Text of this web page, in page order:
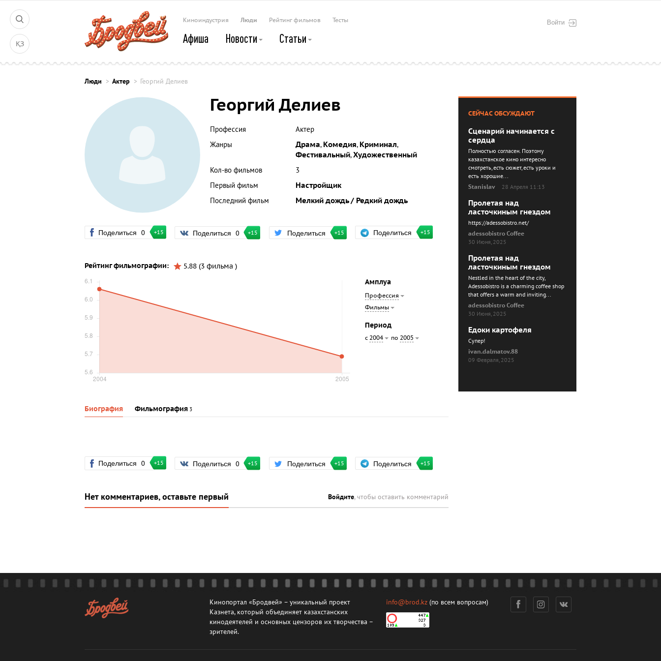
ҚЗ
Войти
Киноиндустрия Люди Рейтинг фильмов Тесты
Афиша Новости Статьи
Люди Актер Георгий Делиев
Георгий Делиев
Профессия
Актер
Жанры
Драма, Комедия, Криминал,
Фестивальный,Художественный
Кол-во фильмов
3
Первый фильм
Настройщик
Последний фильм
Мелкий дождь / Редкий дождь
Поделиться 0 +15 Поделиться 0 +15 Поделиться +15 Поделиться +15
Рейтинг фильмографии:
5.88 (3 фильма )
Амплуа
Профессия
Фильмы
Период
с 2004 по 2005
Биография Фильмография 3
Поделиться 0 +15 Поделиться 0 +15 Поделиться +15 Поделиться +15
Нет комментариев, оставьте первый Войдите, чтобы оставить комментарий
СЕЙЧАС ОБСУЖДАЮТ
Сценарий начинается с
сердца
Полностью согласен. Поэтому
казахстанское кино интересно
смотреть, есть сюжет, есть уроки и
есть хорошие...
Stanislav
28 Апреля 11:13
Пролетая над
ласточкиным гнездом
https://adessobistro.net/
adessobistro Coffee
30 Июня, 2025
Пролетая над
ласточкиным гнездом
Nestled in the heart of the city,
Adessobistro is a charming coffee shop
that offers a warm and inviting...
adessobistro Coffee
30 Июня, 2025
Едоки картофеля
Cупер!
ivan.dalmatov.88
09 Февраля, 2025
Кинопортал «Бродвей» – уникальный проект
Казнета, который объединяет казахстанских
кинодеятелей и основных цензоров их творчества –
зрителей.
info@brod.kz (по всем вопросам)